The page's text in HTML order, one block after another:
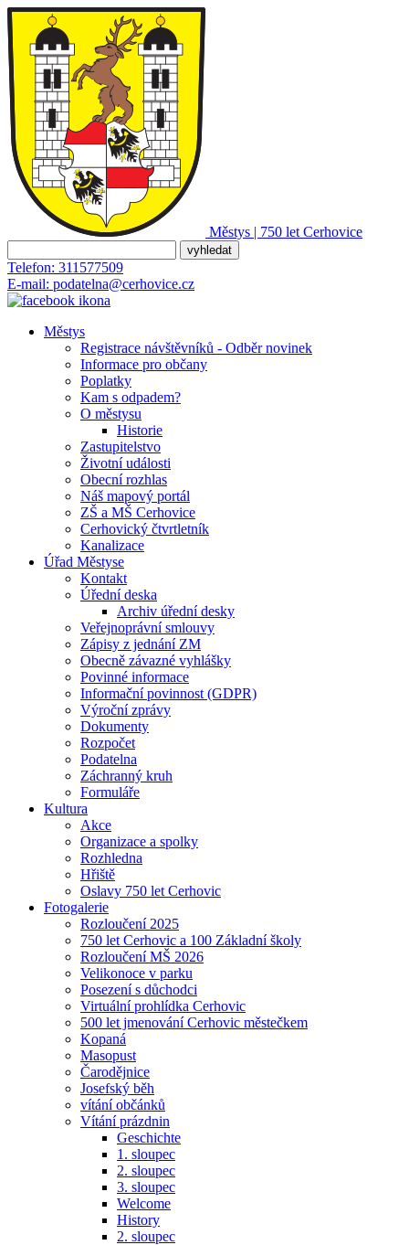
Městys | 750 let Cerhovice
Telefon: 311577509
E-mail: podatelna@cerhovice.cz
Městys
Registrace návštěvníků - Odběr novinek
Informace pro občany
Poplatky
Kam s odpadem?
O městysu
Historie
Zastupitelstvo
Životní události
Obecní rozhlas
Náš mapový portál
ZŠ a MŠ Cerhovice
Cerhovický čtvrtletník
Kanalizace
Úřad Městyse
Kontakt
Úřední deska
Archiv úřední desky
Veřejnoprávní smlouvy
Zápisy z jednání ZM
Obecně závazné vyhlášky
Povinné informace
Informační povinnost (GDPR)
Výroční zprávy
Dokumenty
Rozpočet
Podatelna
Záchranný kruh
Formuláře
Kultura
Akce
Organizace a spolky
Rozhledna
Hřiště
Oslavy 750 let Cerhovic
Fotogalerie
Rozloučení 2025
750 let Cerhovic a 100 Základní školy
Rozloučení MŠ 2026
Velikonoce v parku
Posezení s důchodci
Virtuální prohlídka Cerhovic
500 let jmenování Cerhovic městečkem
Kopaná
Masopust
Čarodějnice
Josefský běh
vítání občánků
Vítání prázdnin
Geschichte
1. sloupec
2. sloupec
3. sloupec
Welcome
History
2. sloupec